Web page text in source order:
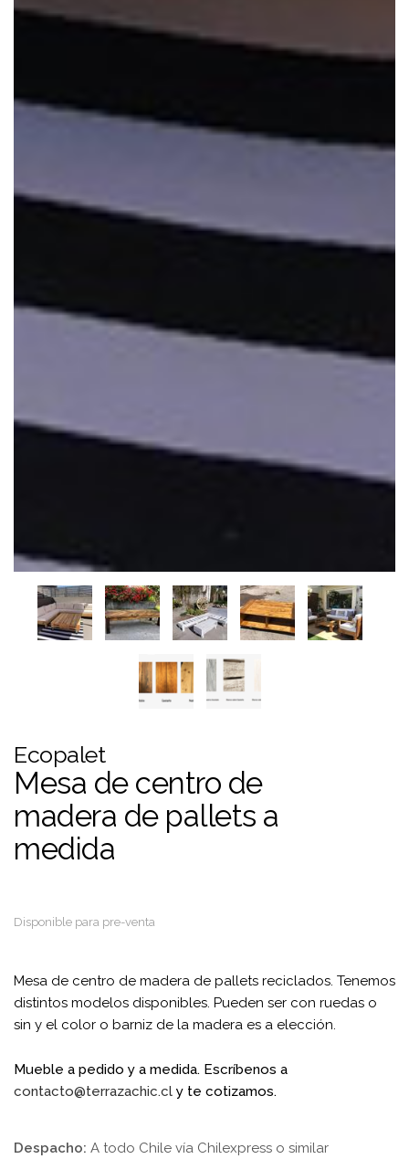
Ecopalet
Mesa de centro de
madera de pallets a
medida
Disponible para pre-venta
Mesa de centro de madera de pallets reciclados. Tenemos
distintos modelos disponibles. Pueden ser con ruedas o
sin y el color o barniz de la madera es a elección.
Mueble a pedido y a medida. Escríbenos a
contacto@terrazachic.cl y te cotizamos.
Despacho: A todo Chile vía Chilexpress o similar